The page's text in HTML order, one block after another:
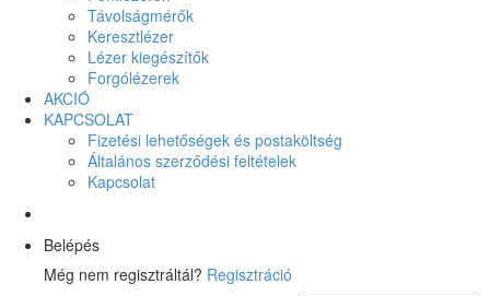
Távolságmérők
Keresztlézer
Lézer kiegészítők
Forgólézerek
AKCIÓ
KAPCSOLAT
Fizetési lehetőségek és postaköltség
Általános szerződési feltételek
Kapcsolat
Belépés
Még nem regisztráltál? Regisztráció